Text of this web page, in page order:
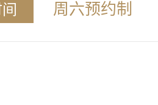
周六预约制